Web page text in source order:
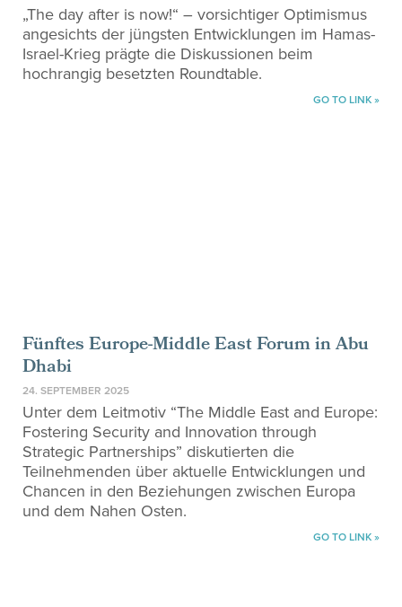
„The day after is now!“ – vorsichtiger Optimismus
angesichts der jüngsten Entwicklungen im Hamas-
Israel-Krieg prägte die Diskussionen beim
hochrangig besetzten Roundtable.
GO TO LINK »
Fünftes Europe-Middle East Forum in Abu
Dhabi
24. SEPTEMBER 2025
Unter dem Leitmotiv “The Middle East and Europe:
Fostering Security and Innovation through
Strategic Partnerships” diskutierten die
Teilnehmenden über aktuelle Entwicklungen und
Chancen in den Beziehungen zwischen Europa
und dem Nahen Osten.
GO TO LINK »